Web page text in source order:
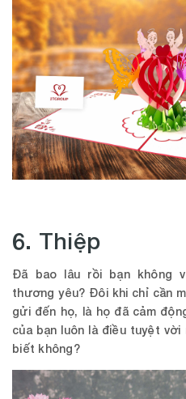
6. Thiệp
Đã bao lâu rồi bạn không
thương yêu? Đôi khi chỉ cần
gửi đến họ, là họ đã cảm
của bạn luôn là điều tuyệt
biết không?